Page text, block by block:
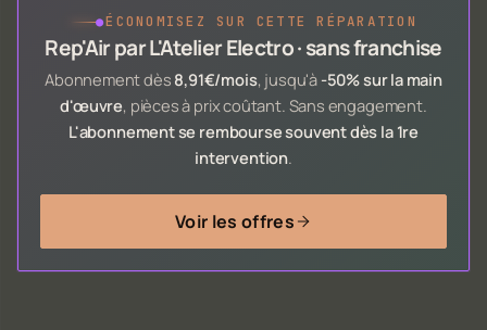
●ÉCONOMISEZ SUR CETTE RÉPARATION
Rep'Air par L'Atelier Electro · sans franchise
Abonnement dès 8,91€/mois, jusqu'à -50% sur la main
d'œuvre, pièces à prix coûtant. Sans engagement.
L'abonnement se rembourse souvent dès la 1re
intervention.
Voir les offres